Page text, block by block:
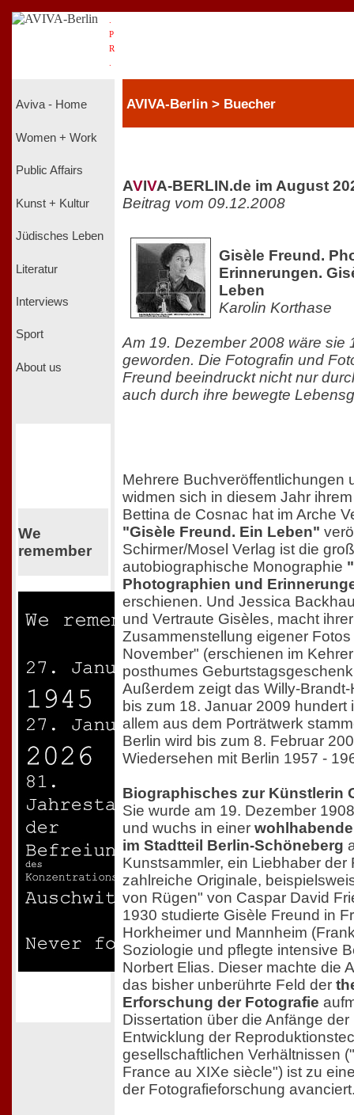
P
R
Aviva - Home
Women + Work
Public Affairs
Kunst + Kultur
Jüdisches Leben
Literatur
Interviews
Sport
About us
We
remember
AVIVA-Berlin > Buecher
AVIVA-BERLIN.de im August
Beitrag vom 09.12.2008
Gisèle Freund.
Erinnerungen.
Leben
Karolin Korthase
Am 19. Dezember 2008 wäre sie
geworden. Die Fotografin und
Freund beeindruckt nicht nur
auch durch ihre bewegte
Mehrere Buchveröffentlichungen
widmen sich in diesem Jahr
Bettina de Cosnac hat im Arche
"Gisèle Freund. Ein Leben"
Schirmer/Mosel Verlag ist die
autobiographische Monographie
Photographien und
erschienen. Und Jessica
und Vertraute Gisèles, macht
Zusammenstellung eigener
November" (erschienen im
posthumes
Außerdem zeigt das Willy-
bis zum 18. Januar 2009 hundert
allem aus dem Porträtwerk
Berlin wird bis zum 8. Februar
Wiedersehen mit Berlin 1957 -
Biographisches zur Künstlerin
Sie wurde am 19. Dezember
und wuchs in einer
im Stadtteil Berlin-Schöneberg
Kunstsammler, ein Liebhaber der
zahlreiche Originale,
von Rügen" von Caspar David
1930 studierte Gisèle Freund in
Horkheimer und Mannheim
Soziologie und pflegte intensive
Norbert Elias. Dieser machte die
das bisher unberührte Feld der
Erforschung der Fotografie
Dissertation über die Anfänge
Entwicklung der
gesellschaftlichen Verhältnissen
France au XIXe siècle") ist zu
der Fotografieforschung